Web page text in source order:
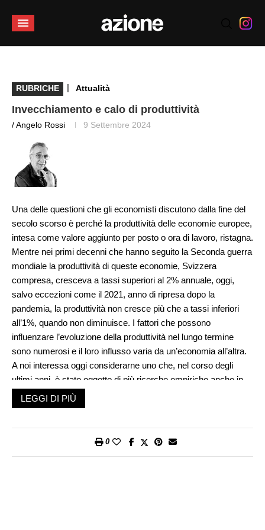
RUBRICHE | Attualità
Invecchiamento e calo di produttività
/ Angelo Rossi 9 Settembre 2024
Una delle questioni che gli economisti discutono dalla fine del
secolo scorso è perché la produttività delle economie europee,
intesa come valore aggiunto per posto o ora di lavoro, ristagna.
Mentre nei primi decenni che hanno seguito la Seconda guerra
mondiale la produttività di queste economie, Svizzera
compresa, cresceva a tassi superiori al 2% annuale, oggi,
salvo eccezioni come il 2021, anno di ripresa dopo la
pandemia, la produttività non cresce più che a tassi inferiori
all’1%, quando non diminuisce. I fattori che possono
influenzare l’evoluzione della produttività nel lungo termine
sono numerosi e il loro influsso varia da un’economia all’altra.
A noi interessa oggi considerarne uno che, nel corso degli
ultimi anni, è stato oggetto di più ricerche empiriche anche in
Europa. Si tratta dell’invecchiamento della popolazione e quindi
anche della popolazione attiva, ossia della parte della
In tutti i Paesi d’Europa si constata, da almeno 50 anni, un calo
LEGGI DI PIÙ
0